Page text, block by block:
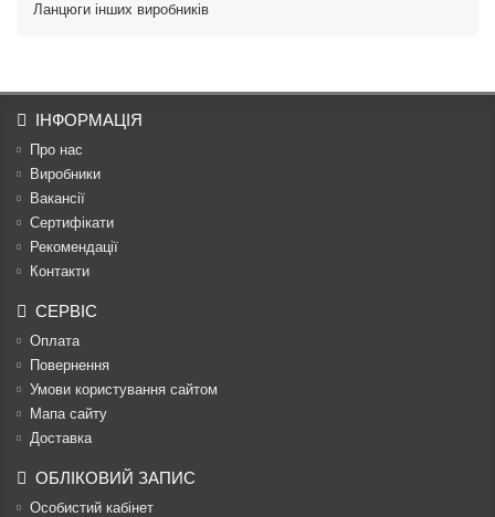
Ланцюги інших виробників
ІНФОРМАЦІЯ
Про нас
Виробники
Вакансії
Сертифікати
Рекомендації
Контакти
СЕРВІС
Оплата
Повернення
Умови користування сайтом
Мапа сайту
Доставка
ОБЛІКОВИЙ ЗАПИС
Особистий кабінет